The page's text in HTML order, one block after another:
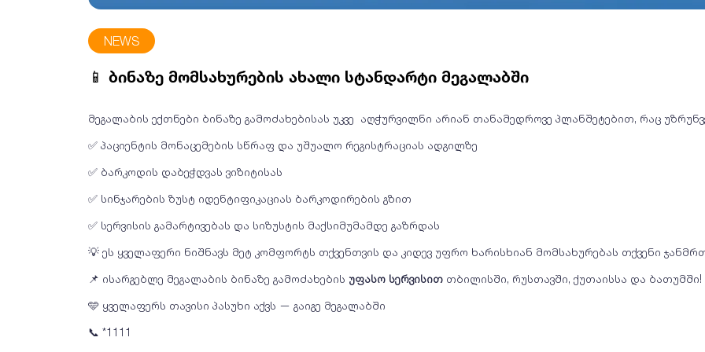
NEWS
📱 ბინაზე მომსახურების ახალი სტანდარტი მეგალაბში
მეგალაბის ექთნები ბინაზე გამოძახებისას უკვე აღჭურვილნი არიან თანამედროვე პლანშეტებით, რაც
✅ პაციენტის მონაცემების სწრაფ და უშუალო რეგისტრაციას ადგილზე
✅ ბარკოდის დაბეჭდვას ვიზიტისას
✅ სინჯარების ზუსტ იდენტიფიკაციას ბარკოდირების გზით
✅ სერვისის გამარტივებას და სიზუსტის მაქსიმუმამდე გაზრდას
💡 ეს ყველაფერი ნიშნავს მეტ კომფორტს თქვენთვის და კიდევ უფრო ხარისხიან მომსახურებას თქვენი
📌 ისარგებლე მეგალაბის ბინაზე გამოძახების უფასო სერვისით თბილისში, რუსთავში, ქუთაისსა და ბათუმში!
🩵 ყველაფერს თავისი პასუხი აქვს — გაიგე მეგალაბში
📞 *1111